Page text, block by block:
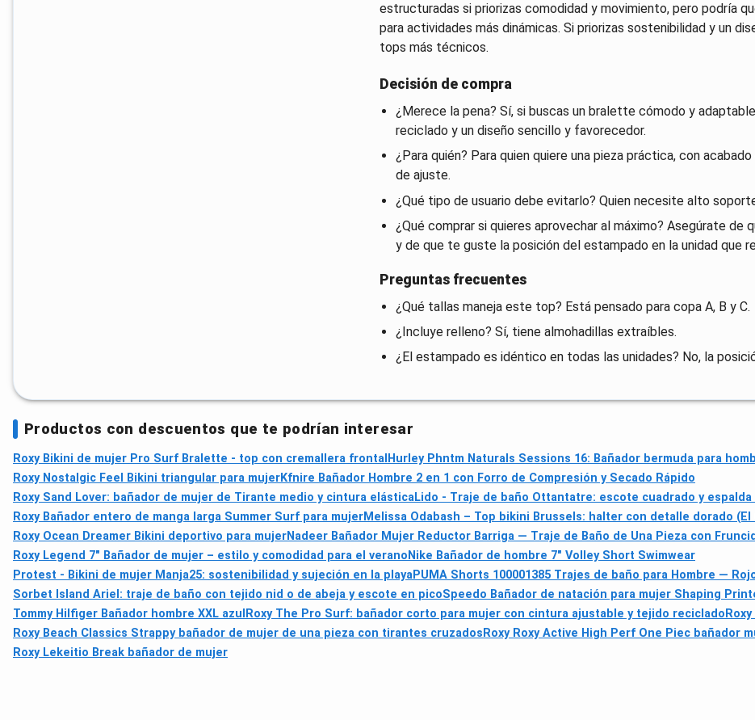
estructuradas si priorizas comodidad y movimiento, pero podría
para actividades más dinámicas. Si priorizas sostenibilidad y un
tops más técnicos.
Decisión de compra
¿Merece la pena? Sí, si buscas un bralette cómodo y
reciclado y un diseño sencillo y favorecedor.
¿Para quién? Para quien quiere una pieza práctica, con
de ajuste.
¿Qué tipo de usuario debe evitarlo? Quien necesite alto
¿Qué comprar si quieres aprovechar al máximo? Asegúrate
y de que te guste la posición del estampado en la unidad que
Preguntas frecuentes
¿Qué tallas maneja este top? Está pensado para copa A, B y C.
¿Incluye relleno? Sí, tiene almohadillas extraíbles.
¿El estampado es idéntico en todas las unidades? No, la
Productos con descuentos que te podrían interesar
Roxy Bikini de mujer Pro Surf Bralette - top con cremallera frontal Hurley Phntm Naturals Sessions 16: Bañador bermuda para
Roxy Nostalgic Feel Bikini triangular para mujerKfnire Bañador Hombre 2 en 1 con Forro de Compresión y Secado Rápido
Roxy Sand Lover: bañador de mujer de Tirante medio y cintura elásticaLido - Traje de baño Ottantatre: escote cuadrado y espalda
Roxy Bañador entero de manga larga Summer Surf para mujerMelissa Odabash – Top bikini Brussels: halter con detalle dorado (El
Roxy Ocean Dreamer Bikini deportivo para mujerNadeer Bañador Mujer Reductor Barriga — Traje de Baño de Una Pieza con
Roxy Legend 7" Bañador de mujer – estilo y comodidad para el verano Nike Bañador de hombre 7" Volley Short Swimwear
Protest - Bikini de mujer Manja25: sostenibilidad y sujeción en la playaPUMA Shorts 100001385 Trajes de baño para Hombre —
Sorbet Island Ariel: traje de baño con tejido nid o de abeja y escote en picoSpeedo Bañador de natación para mujer Shaping
Tommy Hilfiger Bañador hombre XXL azul Roxy The Pro Surf: bañador corto para mujer con cintura ajustable y tejido reciclado
Roxy Beach Classics Strappy bañador de mujer de una pieza con tirantes cruzados Roxy Roxy Active High Perf One Piec bañador
Roxy Lekeitio Break bañador de mujer